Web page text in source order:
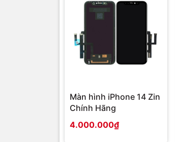
Màn hình iPhone 14 Zin
Chính Hãng
4.000.000₫